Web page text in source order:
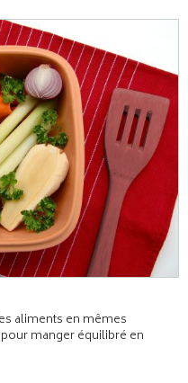
aliments en mêmes
manger équilibré en